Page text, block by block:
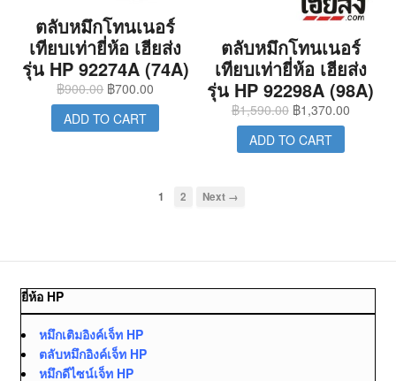
ตลับหมึกโทนเนอร์
เทียบเท่ายี่ห้อ เฮียส่ง
รุ่น HP 92274A (74A)
฿900.00 ฿700.00
ADD TO CART
ตลับหมึกโทนเนอร์
เทียบเท่ายี่ห้อ เฮียส่ง
รุ่น HP 92298A (98A)
฿1,590.00 ฿1,370.00
ADD TO CART
1 2 Next →
ยี่ห้อ HP
หมึกเติมอิงค์เจ็ท HP
ตลับหมึกอิงค์เจ็ท HP
หมึกดีไซน์เจ็ท HP